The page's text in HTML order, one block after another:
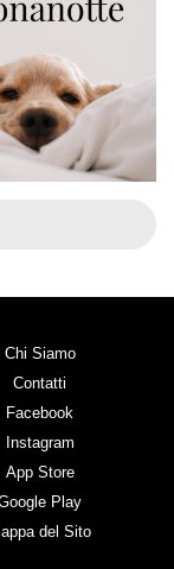
Chi Siamo
Contatti
Facebook
Instagram
App Store
Play
del Sito